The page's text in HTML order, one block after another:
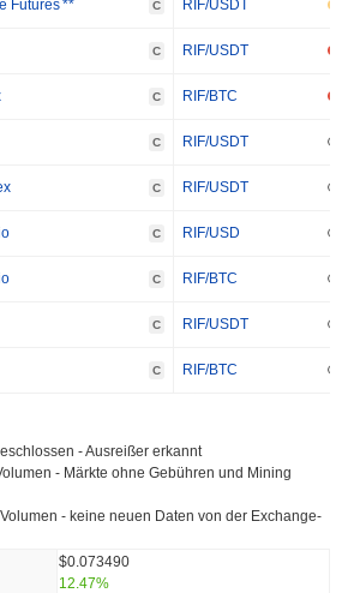
Futures** C RIF/USDT
C RIF/USDT
C RIF/BTC
C RIF/USDT
C RIF/USDT
C RIF/USD
C RIF/BTC
C RIF/USDT
C RIF/BTC
- Ausreißer erkannt
- Märkte ohne Gebühren und Mining
- keine neuen Daten von der Exchange-
$0.073490
12.47%